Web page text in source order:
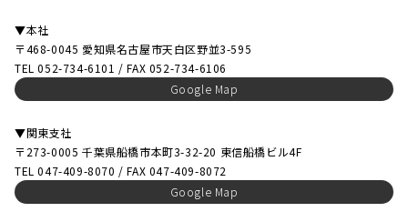
▼本社
〒468-0045 愛知県名古屋市天白区野並3-595
TEL 052-734-6101 / FAX 052-734-6106
Google Map
▼関東支社
〒273-0005 千葉県船橋市本町3-32-20 東信船橋ビル4F
TEL 047-409-8070 / FAX 047-409-8072
Google Map